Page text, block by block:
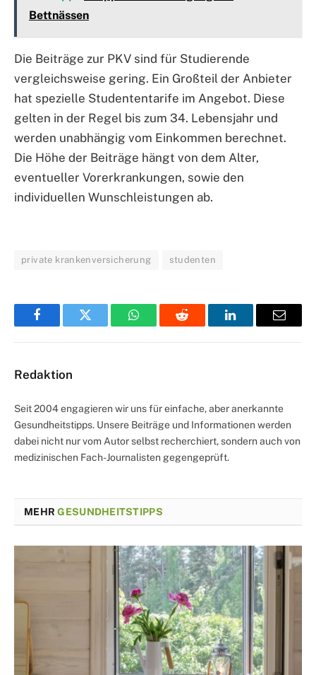
Bettnässen
Die Beiträge zur PKV sind für Studierende
vergleichsweise gering. Ein Großteil der Anbieter
hat spezielle Studententarife im Angebot. Diese
gelten in der Regel bis zum 34. Lebensjahr und
werden unabhängig vom Einkommen berechnet.
Die Höhe der Beiträge hängt von dem Alter,
eventueller Vorerkrankungen, sowie den
individuellen Wunschleistungen ab.
private krankenversicherung studenten
FacebookTwitter WhatsAppReddit LinkedInEmail
Redaktion
Seit 2004 engagieren wir uns für einfache, aber anerkannte
Gesundheitstipps. Unsere Beiträge und Informationen werden
dabei nicht nur vom Autor selbst recherchiert, sondern auch von
medizinischen Fach-Journalisten gegengeprüft.
MEHRGESUNDHEITSTIPPS